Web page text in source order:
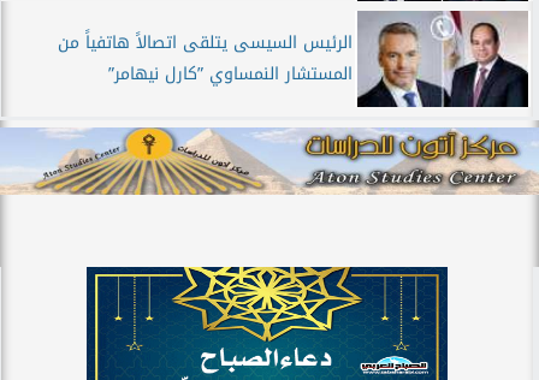
الرئيس السيسى يتلقى اتصالاً هاتفياً من
المستشار النمساوي ”كارل نيهامر”